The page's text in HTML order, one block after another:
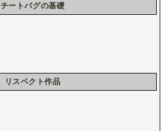
チートバグの基礎
リスペクト作品